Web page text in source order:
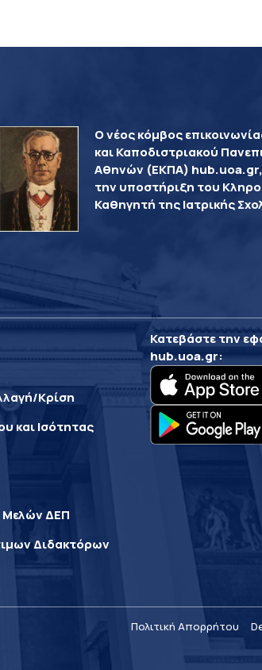
Ο νέος κόμβος
και Καποδιστριακού
Αθηνών (ΕΚΠΑ) hub.uoa.gr,
την υποστήριξη του
Καθηγητή της Ιατρικής
Κρίση
και Ισότητας
Μελών ΔΕΠ
Διδακτόρων
Κατεβάστε την
hub.uoa.gr:
Πολιτική Απορρήτου